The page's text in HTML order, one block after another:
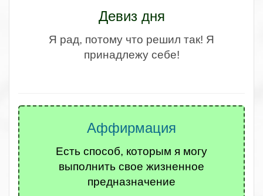
Девиз дня
Я рад, потому что решил так! Я
принадлежу себе!
Аффирмация
Есть способ, которым я могу
выполнить свое жизненное
предназначение